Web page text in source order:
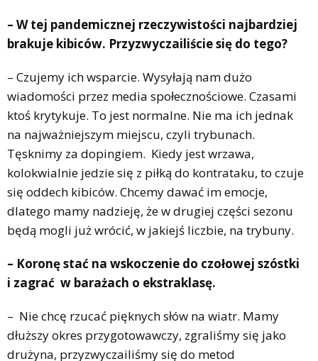
– W tej pandemicznej rzeczywistości najbardziej
brakuje kibiców. Przyzwyczailiście się do tego?
– Czujemy ich wsparcie. Wysyłają nam dużo
wiadomości przez media społecznościowe. Czasami
ktoś krytykuje. To jest normalne. Nie ma ich jednak
na najważniejszym miejscu, czyli trybunach.
Tęsknimy za dopingiem. Kiedy jest wrzawa,
kolokwialnie jedzie się z piłką do kontrataku, to czuje
się oddech kibiców. Chcemy dawać im emocje,
dlatego mamy nadzieję, że w drugiej części sezonu
będą mogli już wrócić, w jakiejś liczbie, na trybuny.
– Koronę stać na wskoczenie do czołowej szóstki
i zagrać w barażach o ekstraklasę.
– Nie chcę rzucać pięknych słów na wiatr. Mamy
dłuższy okres przygotowawczy, zgraliśmy się jako
drużyna, przyzwyczailiśmy się do metod